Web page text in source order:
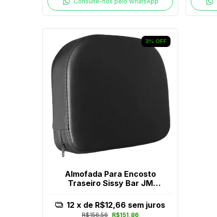
3% OFF
Almofada Para Encosto
Traseiro Sissy Bar JM
R$156,56 R$151,86
12 x de R$12,66 sem juros